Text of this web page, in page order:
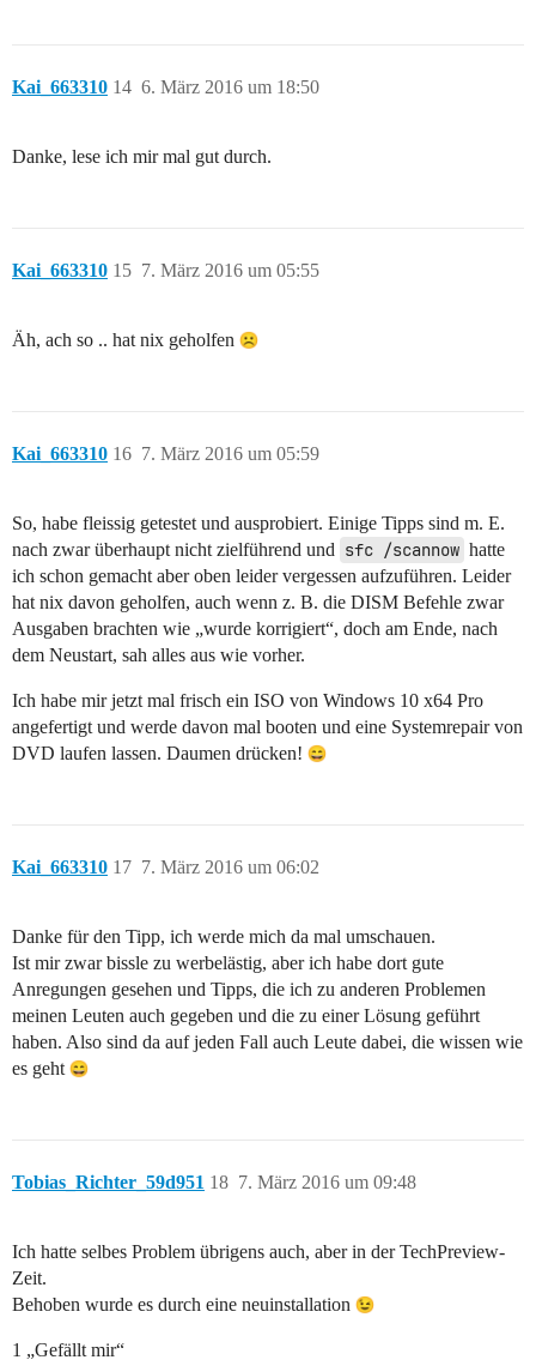
Kai_663310 6. März 2016 um 18:50
14
Danke, lese ich mir mal gut durch.
Kai_663310 7. März 2016 um 05:55
15
Äh, ach so .. hat nix geholfen
Kai_663310 7. März 2016 um 05:59
16
So, habe fleissig getestet und ausprobiert. Einige Tipps sind m. E.
nach zwar überhaupt nicht zielführend und sfc /scannow hatte
ich schon gemacht aber oben leider vergessen aufzuführen. Leider
hat nix davon geholfen, auch wenn z. B. die DISM Befehle zwar
Ausgaben brachten wie „wurde korrigiert“, doch am Ende, nach
dem Neustart, sah alles aus wie vorher.
Ich habe mir jetzt mal frisch ein ISO von Windows 10 x64 Pro
angefertigt und werde davon mal booten und eine Systemrepair von
DVD laufen lassen. Daumen drücken!
Kai_663310 7. März 2016 um 06:02
17
Danke für den Tipp, ich werde mich da mal umschauen.
Ist mir zwar bissle zu werbelästig, aber ich habe dort gute
Anregungen gesehen und Tipps, die ich zu anderen Problemen
meinen Leuten auch gegeben und die zu einer Lösung geführt
haben. Also sind da auf jeden Fall auch Leute dabei, die wissen wie
es geht
Tobias_Richter_59d951 7. März 2016 um 09:48
18
Ich hatte selbes Problem übrigens auch, aber in der TechPreview-
Zeit.
Behoben wurde es durch eine neuinstallation
1 „Gefällt mir“